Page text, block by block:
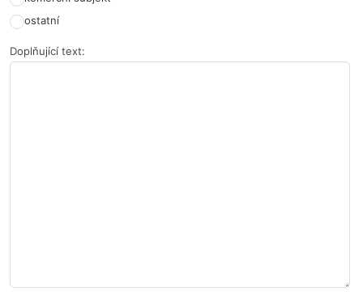
ostatní
Doplňující text: